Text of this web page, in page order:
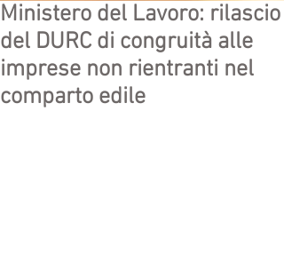
Ministero del Lavoro: rilascio
del DURC di congruità alle
imprese non rientranti nel
comparto edile